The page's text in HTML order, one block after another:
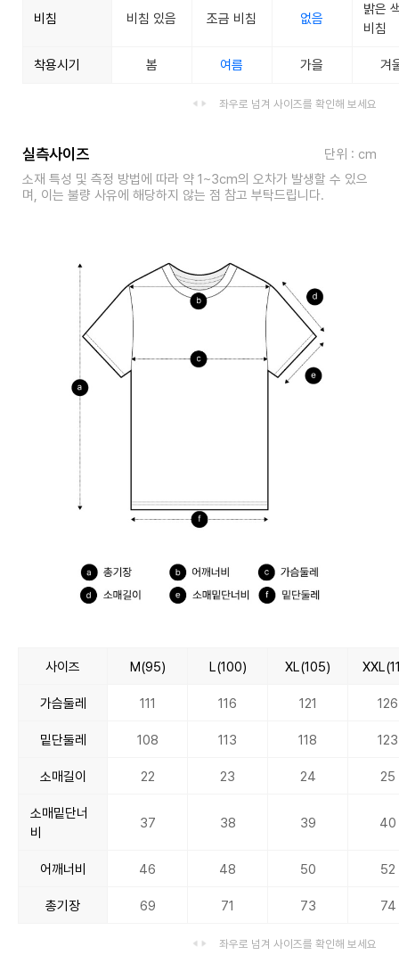
비침 비침 있음 조금 비침 없음
밝은
비침
착용시기 봄 여름 가을 겨
좌우로 넘겨 사이즈를 확인해 보세요
실측사이즈
단위 : cm
소재 특성 및 측정 방법에 따라 약 1~3cm의 오차가 발생할 수 있으
며, 이는 불량 사유에 해당하지 않는 점 참고 부탁드립니다.
사이즈 M(95) L(100) XL(105)
가슴둘레 111 116 121 126
밑단둘레 108 113 118 123
소매길이 22 23 24 25
소매밑단너
비
37 38 39 40
어깨너비 46 48 50 52
총기장 69 71 73 74
좌우로 넘겨 사이즈를 확인해 보세요